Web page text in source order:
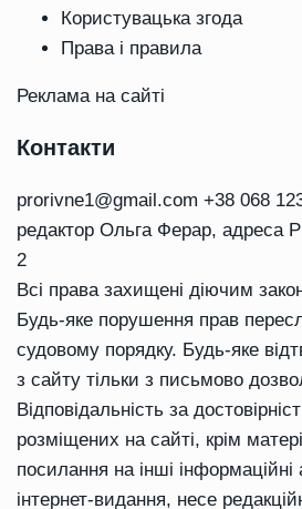
Користувацька згода
Права і правила
Реклама на сайті
Контакти
prorivne1@gmail.com +38 068
редактор Ольга Ферар, адреса
2
Всі права захищені діючим
Будь-яке порушення прав
судовому порядку. Будь-яке
з сайту тільки з письмово
Відповідальність за
розміщених на сайті, крім
посилання на інші інформаційні
інтернет-видання, несе